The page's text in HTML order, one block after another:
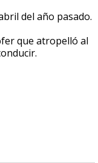
del año pasado.
que atropelló al